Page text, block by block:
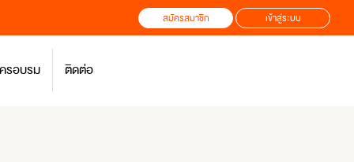
สมัครสมาชิก เข้าสู่ระบบ
รอบรม ติดต่อ